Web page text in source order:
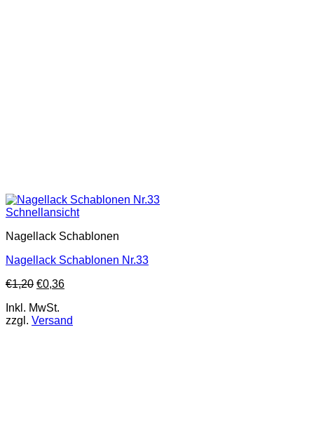
Schnellansicht
Nagellack Schablonen
Nagellack Schablonen Nr.33
€1,20 €0,36
Inkl. MwSt.
zzgl. Versand